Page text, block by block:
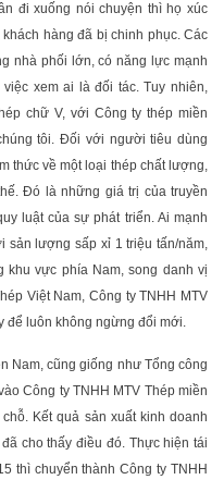
đi xuống nói chuyện thì họ xúc
hàng đã bị chinh phục. Các
nhà phối lớn, có năng lực mạnh
xem ai là đối tác. Tuy nhiên,
chữ V, với Công ty thép miền
tôi. Đối với người tiêu dùng
thức về một loại thép chất lượng,
Đó là những giá trị của truyền
luật của sự phát triển. Ai mạnh
sản lượng sấp xỉ 1 triệu tấn/năm,
khu vực phía Nam, song danh vị
Việt Nam, Công ty TNHH MTV
để luôn không ngừng đổi mới.
Nam, cũng giống như Tổng công
Công ty TNHH MTV Thép miền
Kết quả sản xuất kinh doanh
cho thấy điều đó. Thực hiện tái
thì chuyển thành Công ty TNHH